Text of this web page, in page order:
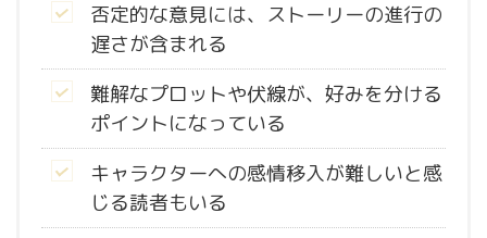
否定的な意見には、ストーリーの進行の
遅さが含まれる
難解なプロットや伏線が、好みを分ける
ポイントになっている
キャラクターへの感情移入が難しいと感
じる読者もいる